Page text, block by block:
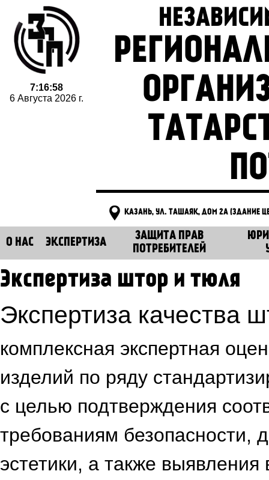
7:16:59
6 Августа 2026 г.
КАЗАНЬ, УЛ. ТАШАЯК, ДОМ 2А (ЗДАНИЕ
О НАС ЭКСПЕРТИЗА
ЗАЩИТА ПРАВ
ПОТРЕБИТЕЛЕЙ
Экспертиза штор и тюля
Экспертиза качества
комплексная экспертная
изделий по ряду
с целью подтверждения
требованиям безопасности,
эстетики, а также